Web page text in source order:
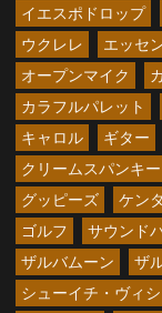
イエスポドロップ
ウクレレ
エッセ
オープンマイク
カラフルパレット
キャロル
ギター
クリームスパンキー
グッピーズ
ケン
ゴルフ
サウンド
ザルバムーン
ザ
シューイチ・ヴィ